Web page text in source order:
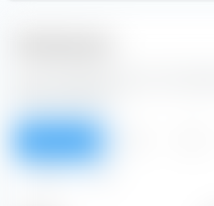
2022